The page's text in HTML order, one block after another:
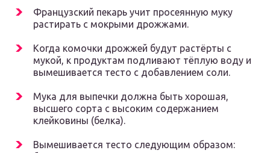
Французский пекарь учит просеянную муку
растирать с мокрыми дрожжами.
Когда комочки дрожжей будут растёрты с
мукой, к продуктам подливают тёплую воду и
вымешивается тесто с добавлением соли.
Мука для выпечки должна быть хорошая,
высшего сорта с высоким содержанием
клейковины (белка).
Вымешивается тесто следующим образом: